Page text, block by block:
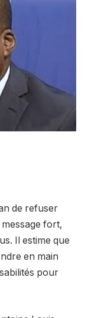
de refuser
message fort,
Il estime que
en main
pour